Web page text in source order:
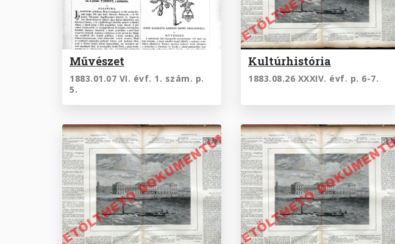
Művészet
1883.01.07 VI. évf. 1. szám. p.
5.
Kultúrhistória
1883.08.26 XXXIV. évf. p. 6-7.